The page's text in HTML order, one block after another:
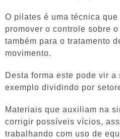
O pilates é uma técnica
promover o controle sobre
também para o tratamento
movimento.
Desta forma este pode vir
exemplo dividindo por
Materiais que auxiliam na
corrigir possíveis vícios,
trabalhando com uso de